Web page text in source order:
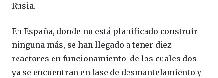
Rusia.
En España, donde no está planificado construir
ninguna más, se han llegado a tener diez
reactores en funcionamiento, de los cuales dos
ya se encuentran en fase de desmantelamiento y